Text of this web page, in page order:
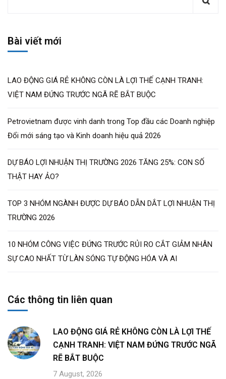
Bài viết mới
LAO ĐỘNG GIÁ RẺ KHÔNG CÒN LÀ LỢI THẾ CẠNH TRANH:
VIỆT NAM ĐỨNG TRƯỚC NGÃ RẼ BẮT BUỘC
Petrovietnam được vinh danh trong Top đầu các Doanh nghiệp
Đổi mới sáng tạo và Kinh doanh hiệu quả 2026
DỰ BÁO LỢI NHUẬN THỊ TRƯỜNG 2026 TĂNG 25%: CON SỐ
THẬT HAY ẢO?
TOP 3 NHÓM NGÀNH ĐƯỢC DỰ BÁO DẪN DẮT LỢI NHUẬN THỊ
TRƯỜNG 2026
10 NHÓM CÔNG VIỆC ĐỨNG TRƯỚC RỦI RO CẮT GIẢM NHÂN
SỰ CAO NHẤT TỪ LÀN SÓNG TỰ ĐỘNG HÓA VÀ AI
Các thông tin liên quan
LAO ĐỘNG GIÁ RẺ KHÔNG CÒN LÀ LỢI THẾ
CẠNH TRANH: VIỆT NAM ĐỨNG TRƯỚC NGÃ
RẼ BẮT BUỘC
7 August, 2026